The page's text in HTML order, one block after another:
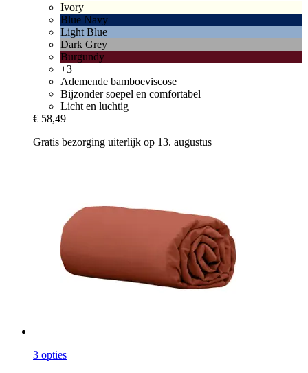
Ivory
Blue Navy
Light Blue
Dark Grey
Burgundy
+3
Ademende bamboeviscose
Bijzonder soepel en comfortabel
Licht en luchtig
€ 58,49
Gratis bezorging uiterlijk op 13. augustus
3 opties